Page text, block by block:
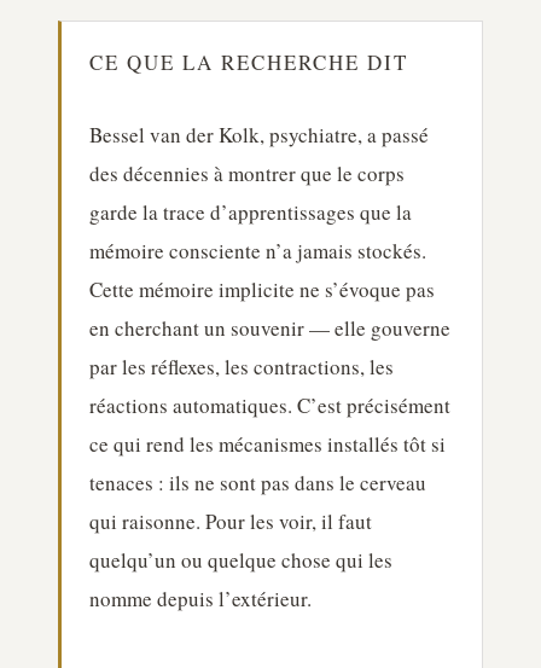
CE QUE LA RECHERCHE DIT
Bessel van der Kolk, psychiatre, a passé
des décennies à montrer que le corps
garde la trace d’apprentissages que la
mémoire consciente n’a jamais stockés.
Cette mémoire implicite ne s’évoque pas
en cherchant un souvenir — elle gouverne
par les réflexes, les contractions, les
réactions automatiques. C’est précisément
ce qui rend les mécanismes installés tôt si
tenaces : ils ne sont pas dans le cerveau
qui raisonne. Pour les voir, il faut
quelqu’un ou quelque chose qui les
nomme depuis l’extérieur.